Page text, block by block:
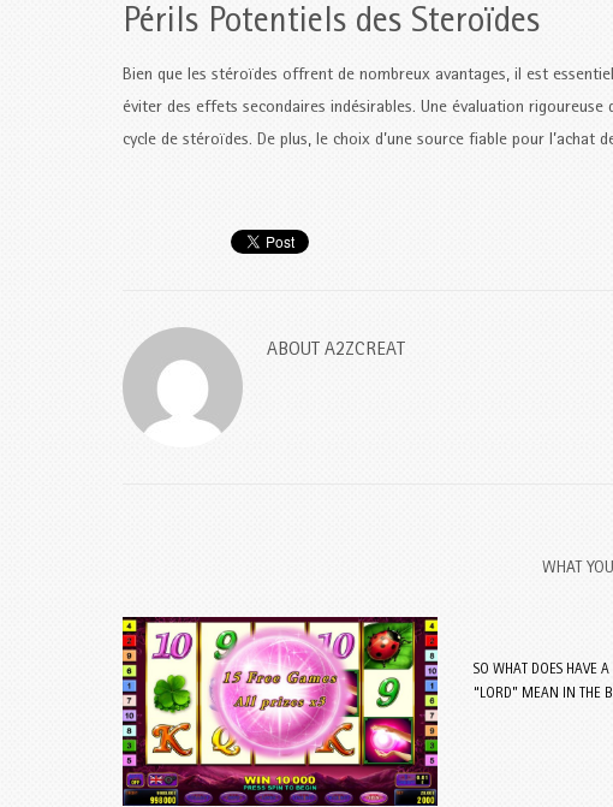
Périls Potentiels des Steroïdes
Bien que les stéroïdes offrent de nombreux avantages, il est
éviter des effets secondaires indésirables. Une évaluation
cycle de stéroïdes. De plus, le choix d’une source fiable pour
ABOUT A2ZCREAT
WHAT
SO WHAT DOES HAVE
“LORD” MEAN IN THE